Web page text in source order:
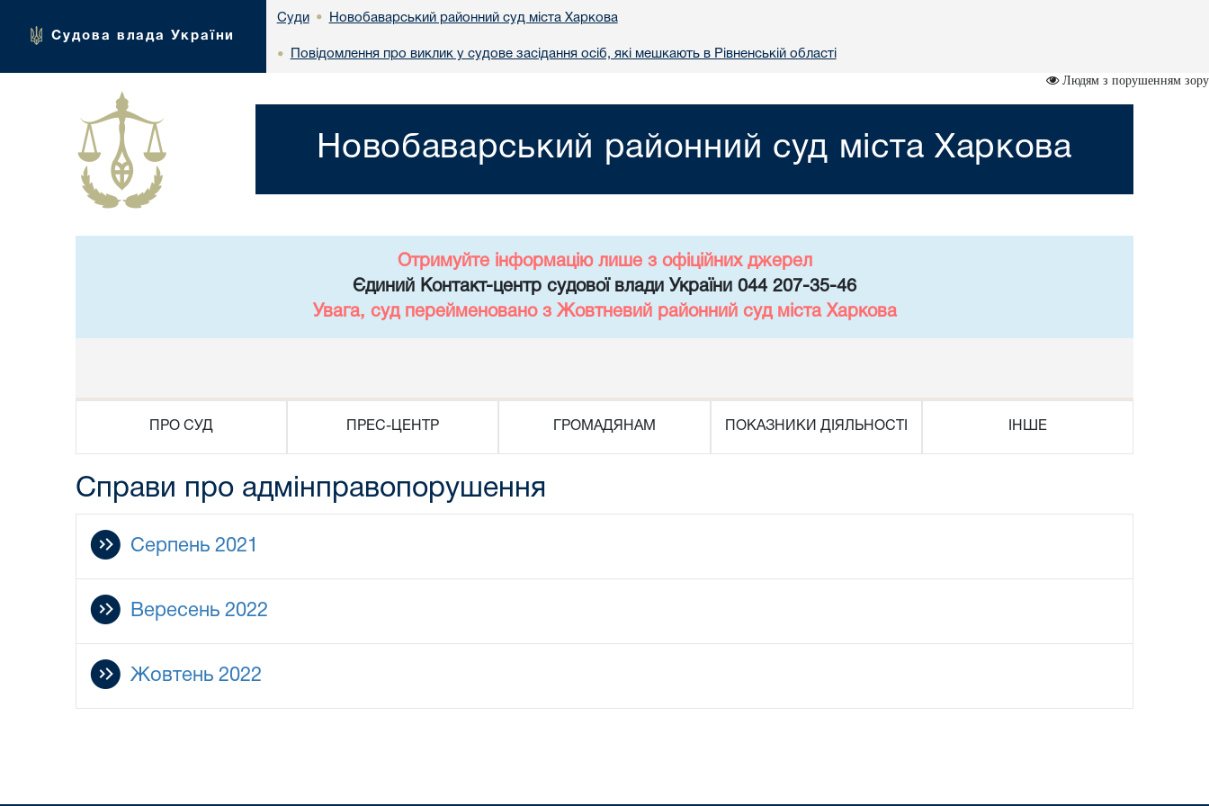
Судова влада України
Суди • Новобаварський районний суд міста Харкова
• Повідомлення про виклик у судове засідання осіб, які мешкають в Рівненській області
Людям з порушенням зору
Новобаварський районний суд міста Харкова
Отримуйте інформацію лише з офіційних джерел
Єдиний Контакт-центр судової влади України 044 207-35-46
Увага, суд перейменовано з Жовтневий районний суд міста Харкова
ПРО СУД ПРЕС-ЦЕНТР ГРОМАДЯНАМ ПОКАЗНИКИ ДІЯЛЬНОСТІ ІНШЕ
Справи про адмінправопорушення
Серпень 2021
Вересень 2022
Жовтень 2022